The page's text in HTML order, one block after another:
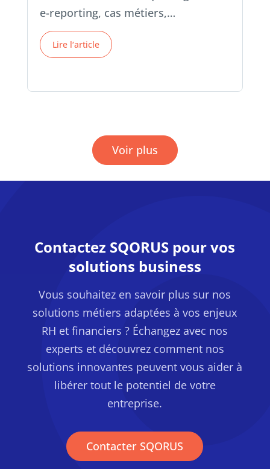
e-reporting, cas métiers,…
Lire l‘article
Voir plus
Contactez SQORUS pour vos
solutions business
Vous souhaitez en savoir plus sur nos
solutions métiers adaptées à vos enjeux
RH et financiers ? Échangez avec nos
experts et découvrez comment nos
solutions innovantes peuvent vous aider à
libérer tout le potentiel de votre
entreprise.
Contacter SQORUS